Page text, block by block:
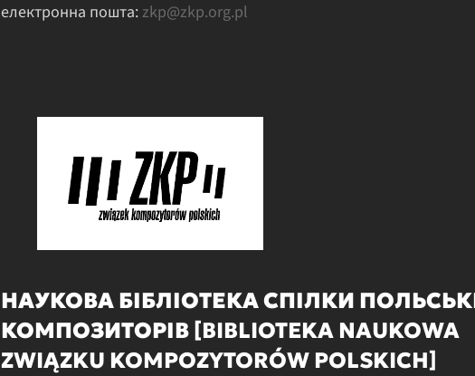
електронна пошта:zkp@zkp.org.pl
НАУКОВА БІБЛІОТЕКА СПІЛКИ
КОМПОЗИТОРІВ [BIBLIOTEKA NAUKOWA
ZWIĄZKU KOMPOZYTORÓW POLSKICH]